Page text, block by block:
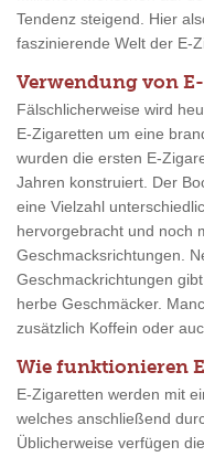
Tendenz steigend. Hier
faszinierende Welt der E-
Verwendung von
Fälschlicherweise wird
E-Zigaretten um eine
wurden die ersten E-
Jahren konstruiert. Der
eine Vielzahl
hervorgebracht und noch
Geschmacksrichtungen.
Geschmackrichtungen
herbe Geschmäcker.
zusätzlich Koffein oder
Wie funktionieren
E-Zigaretten werden mit
welches anschließend
Üblicherweise verfügen